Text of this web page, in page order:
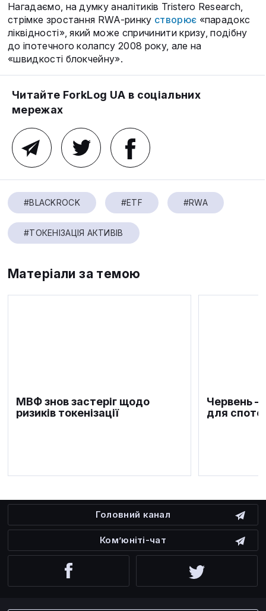
Нагадаємо, на думку аналітиків Tristero Research,
стрімке зростання RWA-ринку створює «парадокс
ліквідності», який може спричинити кризу, подібну
до іпотечного колапсу 2008 року, але на
«швидкості блокчейну».
Читайте ForkLog UA в соціальних
мережах
#BLACKROCK #ETF #RWA
#ТОКЕНІЗАЦІЯ АКТИВІВ
Матеріали за темою
МВФ знов застеріг щодо
ризиків токенізації
Червень —
для
Головний канал
Ком’юніті-чат